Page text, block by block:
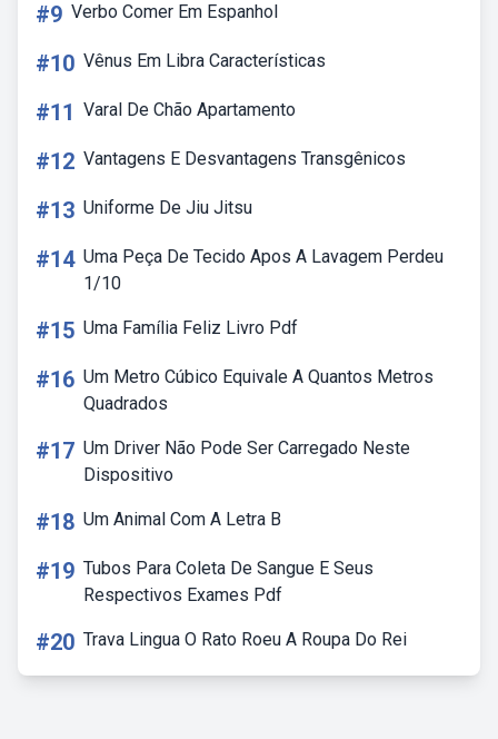
#9 Verbo Comer Em Espanhol
#10 Vênus Em Libra Características
#11 Varal De Chão Apartamento
#12 Vantagens E Desvantagens Transgênicos
#13 Uniforme De Jiu Jitsu
#14 Uma Peça De Tecido Apos A Lavagem Perdeu
1/10
#15 Uma Família Feliz Livro Pdf
#16 Um Metro Cúbico Equivale A Quantos Metros
Quadrados
#17 Um Driver Não Pode Ser Carregado Neste
Dispositivo
#18 Um Animal Com A Letra B
#19 Tubos Para Coleta De Sangue E Seus
Respectivos Exames Pdf
#20 Trava Lingua O Rato Roeu A Roupa Do Rei